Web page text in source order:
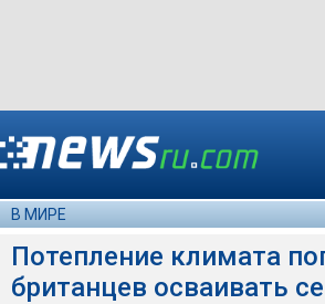
В МИРЕ
Потепление климата
британцев осваивать